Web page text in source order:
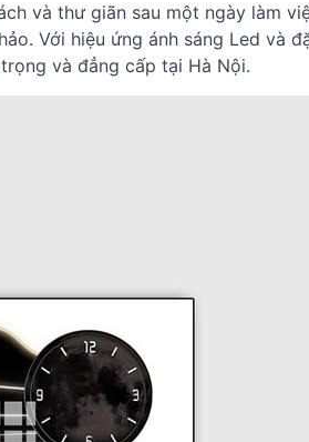
và thư giãn sau một ngày làm
Với hiệu ứng ánh sáng Led và
và đẳng cấp tại Hà Nội.